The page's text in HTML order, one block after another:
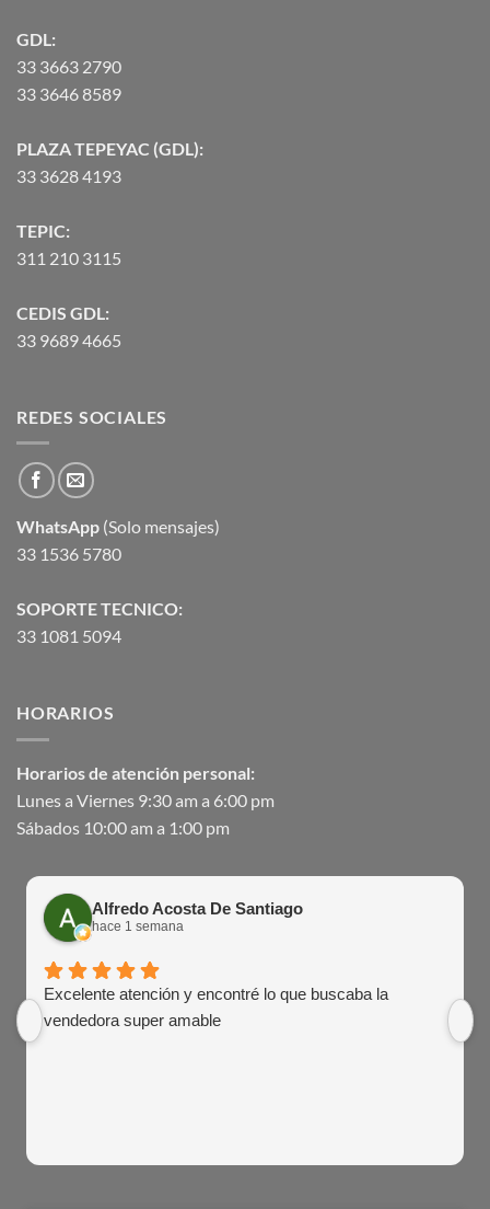
GDL:
33 3663 2790
33 3646 8589
PLAZA TEPEYAC (GDL):
33 3628 4193
TEPIC:
311 210 3115
CEDIS GDL:
33 9689 4665
REDES SOCIALES
WhatsApp (Solo mensajes)
33 1536 5780
SOPORTE TECNICO:
33 1081 5094
HORARIOS
Horarios de atención personal:
Lunes a Viernes 9:30 am a 6:00 pm
Sábados 10:00 am a 1:00 pm
Alfredo Acosta De Santiago
hace 1 semana
Excelente atención y encontré lo que buscaba la
vendedora super amable